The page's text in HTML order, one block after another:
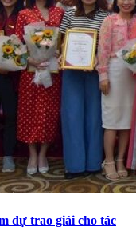
dự trao giải cho tác